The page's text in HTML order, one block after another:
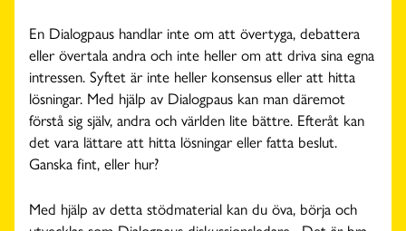
En Dialogpaus handlar inte om att övertyga, debattera
eller övertala andra och inte heller om att driva sina egna
intressen. Syftet är inte heller konsensus eller att hitta
lösningar. Med hjälp av Dialogpaus kan man däremot
förstå sig själv, andra och världen lite bättre. Efteråt kan
det vara lättare att hitta lösningar eller fatta beslut.
Ganska fint, eller hur?
Med hjälp av detta stödmaterial kan du öva, börja och